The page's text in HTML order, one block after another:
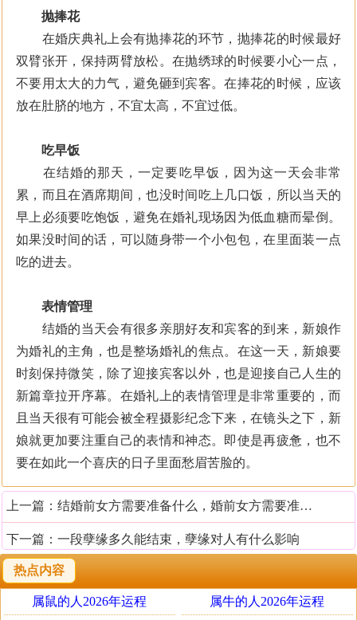
抛捧花
在婚庆典礼上会有抛捧花的环节，抛捧花的时候最好
双臂张开，保持两臂放松。在抛绣球的时候要小心一点，
不要用太大的力气，避免砸到宾客。在捧花的时候，应该
放在肚脐的地方，不宜太高，不宜过低。
吃早饭
在结婚的那天，一定要吃早饭，因为这一天会非常
累，而且在酒席期间，也没时间吃上几口饭，所以当天的
早上必须要吃饱饭，避免在婚礼现场因为低血糖而晕倒。
如果没时间的话，可以随身带一个小包包，在里面装一点
吃的进去。
表情管理
结婚的当天会有很多亲朋好友和宾客的到来，新娘作
为婚礼的主角，也是整场婚礼的焦点。在这一天，新娘要
时刻保持微笑，除了迎接宾客以外，也是迎接自己人生的
新篇章拉开序幕。在婚礼上的表情管理是非常重要的，而
且当天很有可能会被全程摄影纪念下来，在镜头之下，新
娘就更加要注重自己的表情和神态。即使是再疲惫，也不
要在如此一个喜庆的日子里面愁眉苦脸的。
上一篇： 结婚前女方需要准备什么，婚前女方需要准备的东西
下一篇： 一段孽缘多久能结束，孽缘对人有什么影响
热点内容
属鼠的人2026年运程
属牛的人2026年运程